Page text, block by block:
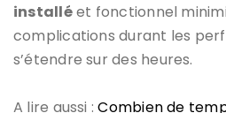
installéet fonctionnel
complications durant les
s’étendre sur des heures.
A lire aussi :Combien de